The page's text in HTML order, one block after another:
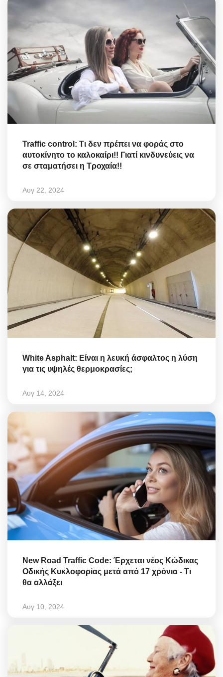
Traffic control: Τι δεν πρέπει να φοράς στο
αυτοκίνητο το καλοκαίρι!! Γιατί κινδυνεύεις να
σε σταματήσει η Τροχαία!!
Αυγ 22, 2024
White Asphalt: Είναι η λευκή άσφαλτος η λύση
για τις υψηλές θερμοκρασίες;
Αυγ 14, 2024
New Road Traffic Code: Έρχεται νέος Κώδικας
Οδικής Κυκλοφορίας μετά από 17 χρόνια - Τι
θα αλλάξει
Αυγ 10, 2024